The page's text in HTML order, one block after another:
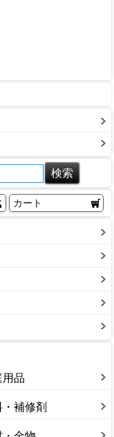
カート
用品
補修剤